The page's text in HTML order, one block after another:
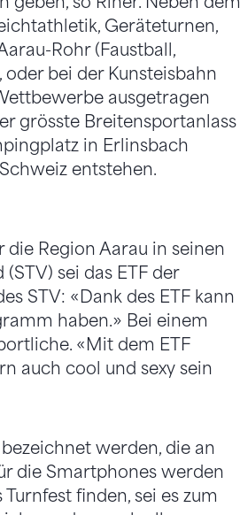
Geräteturnen,
Rohr (Faustball,
oder bei der Kunsteisbahn
ausgetragen
grösste Breitensportanlass
in Erlinsbach
entstehen.
Region Aarau in seinen
sei das ETF der
STV: «Dank des ETF kann
haben.» Bei einem
«Mit dem ETF
auch cool und sexy sein
werden, die an
die Smartphones werden
finden, sei es zum